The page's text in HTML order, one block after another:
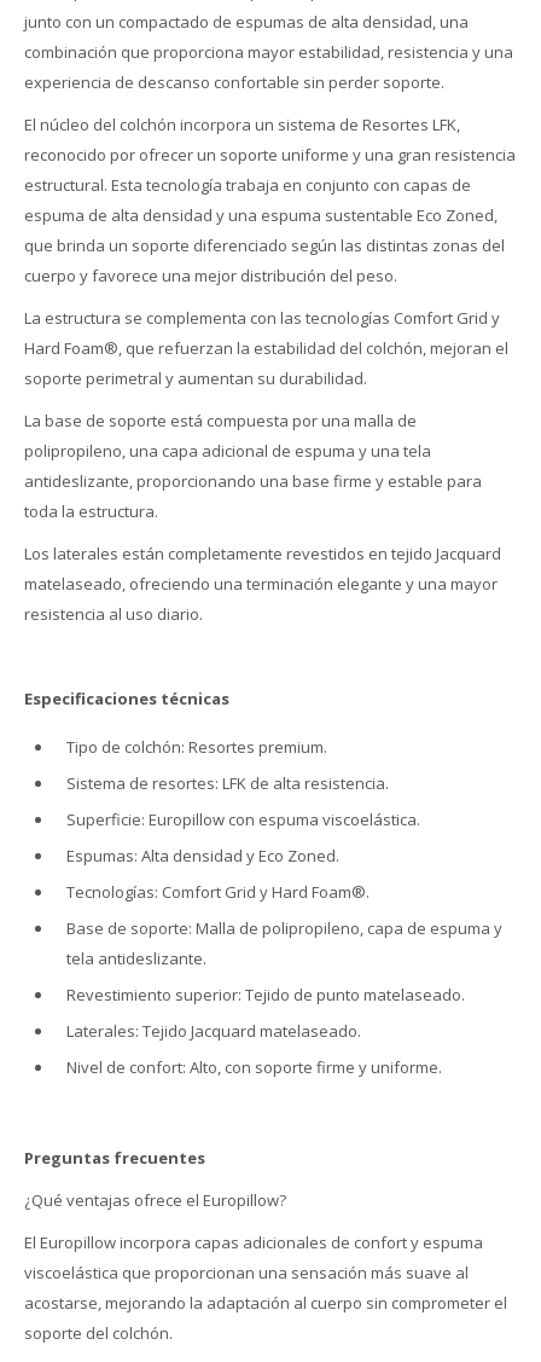
junto con un compactado de espumas de alta densidad, una
combinación que proporciona mayor estabilidad, resistencia y una
experiencia de descanso confortable sin perder soporte.
El núcleo del colchón incorpora un sistema de Resortes LFK,
reconocido por ofrecer un soporte uniforme y una gran resistencia
estructural. Esta tecnología trabaja en conjunto con capas de
espuma de alta densidad y una espuma sustentable Eco Zoned,
que brinda un soporte diferenciado según las distintas zonas del
cuerpo y favorece una mejor distribución del peso.
La estructura se complementa con las tecnologías Comfort Grid y
Hard Foam®, que refuerzan la estabilidad del colchón, mejoran el
soporte perimetral y aumentan su durabilidad.
La base de soporte está compuesta por una malla de
polipropileno, una capa adicional de espuma y una tela
antideslizante, proporcionando una base firme y estable para
toda la estructura.
Los laterales están completamente revestidos en tejido Jacquard
matelaseado, ofreciendo una terminación elegante y una mayor
resistencia al uso diario.
Especificaciones técnicas
Tipo de colchón: Resortes premium.
Sistema de resortes: LFK de alta resistencia.
Superficie: Europillow con espuma viscoelástica.
Espumas: Alta densidad y Eco Zoned.
Tecnologías: Comfort Grid y Hard Foam®.
Base de soporte: Malla de polipropileno, capa de espuma y
tela antideslizante.
Revestimiento superior: Tejido de punto matelaseado.
Laterales: Tejido Jacquard matelaseado.
Nivel de confort: Alto, con soporte firme y uniforme.
Preguntas frecuentes
¿Qué ventajas ofrece el Europillow?
El Europillow incorpora capas adicionales de confort y espuma
viscoelástica que proporcionan una sensación más suave al
acostarse, mejorando la adaptación al cuerpo sin comprometer el
soporte del colchón.